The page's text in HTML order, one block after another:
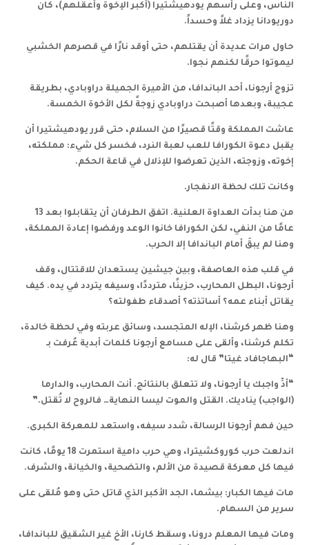
الناس، وعلى رأسهم يودهيشتيرا (أكبر الإخوة وأعقلهم)، كان
دوريودانا يزداد غلاً وحسداً.
حاول مرات عديدة أن يقتلهم، حتى أوقد نارًا في قصرهم الخشبي
ليموتوا حرقًا لكنهم نجوا.
تزوج أرجونا، أحد الباندافا، من الأميرة الجميلة دراوبادي، بطريقة
عجيبة، وبعدها أصبحت دراوبادي زوجةً لكل الأخوة الخمسة.
عاشت المملكة وقتًا قصيرًا من السلام، حتى قرر يودهيشتيرا أن
يقبل دعوة الكورافا للعب لعبة النرد، فخسر كل شيء: مملكته،
إخوته، وزوجته، الذين تعرضوا للإذلال في قاعة الحكم.
وكانت تلك لحظة الانفجار.
من هنا بدأت العداوة العلنية. اتفق الطرفان أن يتقابلوا بعد 13
عامًا من النفي، لكن الكورافا خانوا الوعد ورفضوا إعادة المملكة،
وهنا لم يبقَ أمام الباندافا إلا الحرب.
في قلب هذه العاصفة، وبين جيشين يستعدان للاقتتال، وقف
أرجونا، البطل المحارب، حزينًا، مترددًا، وسيفه يتردد في يده. كيف
يقاتل أبناء عمه؟ أساتذته؟ أصدقاء طفولته؟
وهنا ظهر كرشنا، الإله المتجسد، وسائق عربته وفي لحظة خالدة،
تكلم كرشنا، وألقى على مسامع أرجونا كلمات أبدية عُرفت بـ
“البهاجافاد غيتا” قال له:
“أدِّ واجبك يا أرجونا، ولا تتعلق بالنتائج. أنت المحارب، والدارما
(الواجب) يناديك. القتل والموت ليسا النهاية… فالروح لا تُقتل.”
حين فهم أرجونا الرسالة، شدد سيفه، واستعد للمعركة الكبرى.
اندلعت حرب كوروكشيترا، وهي حرب دامية استمرت 18 يومًا، كانت
فيها كل معركة قصيدة من الألم، والتضحية، والخيانة، والشرف.
مات فيها الكبار: بيشما، الجد الأكبر الذي قاتل حتى وهو مُلقى على
سرير من السهام.
ومات فيها المعلم درونا، وسقط كارنا، الأخ غير الشقيق للباندافا،